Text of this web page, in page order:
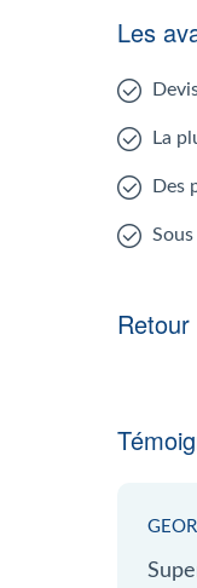
Les
La
Des
Retour